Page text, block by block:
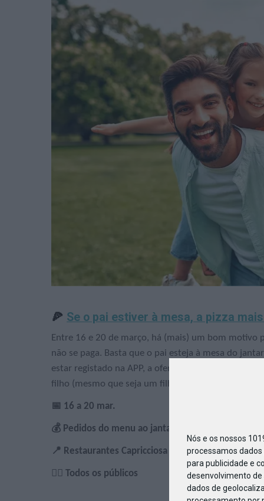
Nós e os nossos
processamos
para publicidade e
desenvolvimento de
dados de
🍕 Se o pai estiver à mesa, a pizza
Entre 16 e 20 de março, há (mais) um bom motivo
não se paga. Basta que o pai esteja à mesa do
estar registado na APP, a oferta não é condicional
filho (mesmo que seja um filho com 23 anos). Só é
📅 16 a 20 mar.
💰 Pedidos do menu ao jantar + pizza grátis!
📍 Restaurantes Capricciosa
🙋‍♀️ Todos os públicos